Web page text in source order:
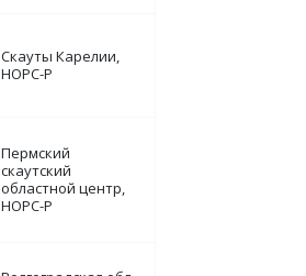
Скауты Карелии,
НОРС-Р
Пермский
скаутский
областной центр,
НОРС-Р